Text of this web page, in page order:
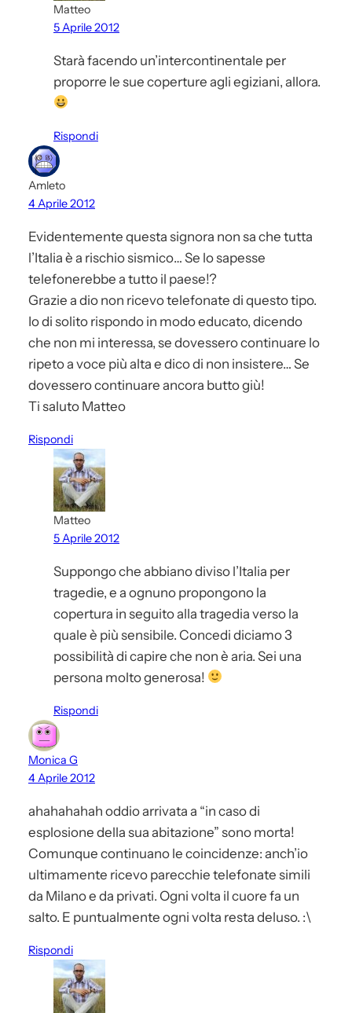
Matteo
5 Aprile 2012
Starà facendo un’intercontinentale per
proporre le sue coperture agli egiziani, allora.
Rispondi
Amleto
4 Aprile 2012
Evidentemente questa signora non sa che tutta
l’Italia è a rischio sismico… Se lo sapesse
telefonerebbe a tutto il paese!?
Grazie a dio non ricevo telefonate di questo tipo.
Io di solito rispondo in modo educato, dicendo
che non mi interessa, se dovessero continuare lo
ripeto a voce più alta e dico di non insistere… Se
dovessero continuare ancora butto giù!
Ti saluto Matteo
Rispondi
Matteo
5 Aprile 2012
Suppongo che abbiano diviso l’Italia per
tragedie, e a ognuno propongono la
copertura in seguito alla tragedia verso la
quale è più sensibile. Concedi diciamo 3
possibilità di capire che non è aria. Sei una
persona molto generosa!
Rispondi
Monica G
4 Aprile 2012
ahahahahah oddio arrivata a “in caso di
esplosione della sua abitazione” sono morta!
Comunque continuano le coincidenze: anch’io
ultimamente ricevo parecchie telefonate simili
da Milano e da privati. Ogni volta il cuore fa un
salto. E puntualmente ogni volta resta deluso. :\
Rispondi